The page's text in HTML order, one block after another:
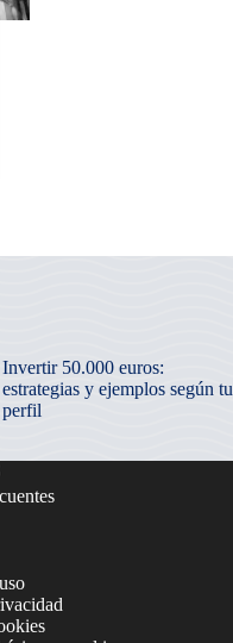
Invertir 50.000 euros:
estrategias y ejemplos según tu
perfil